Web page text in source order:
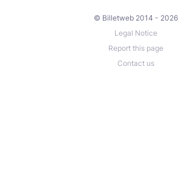
© Billetweb 2014 - 2026
Legal Notice
Report this page
Contact us